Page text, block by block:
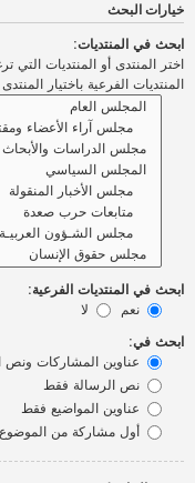
خيارات البحث
ابحث في المنتديات:
اختر المنتدى أو المنتديات
المنتديات الفرعية باختيار
ابحث في المنتديات الفرعية:
نعم
لا
ابحث في:
عناوين المشاركات ونص
نص الرسالة فقط
عناوين المواضيع فقط
أول مشاركة من